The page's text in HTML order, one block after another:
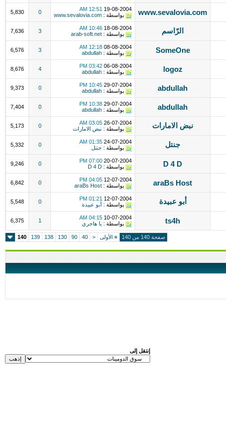
www.sevalovia.com
19-08-2004
12:51 AM
بواسطة : www.sevalovia.com
0
5,830
الرّاسم 18-08-2004
10:46 AM
بواسطة : arab-soft.net
3
7,636
SomeOne
08-08-2004
12:18 AM
بواسطة : abdullah
3
6,576
logoz
06-08-2004
03:42 PM
بواسطة : abdullah
4
8,676
abdullah
29-07-2004
10:45 PM
بواسطة : abdullah
0
9,373
abdullah
29-07-2004
10:38 PM
بواسطة : abdullah
0
7,404
نبض الامارات 26-07-2004
03:05 AM
بواسطة : نبض الامارات 0
5,173
جنتل 24-07-2004
01:35 AM
بواسطة : جنتل 0
5,332
D 4 D
20-07-2004
07:00 PM
بواسطة : D 4 D
0
9,246
araBs Host
12-07-2004
04:05 PM
بواسطة : araBs Host
0
6,842
أبو عبيدة 12-07-2004
01:21 PM
بواسطة :
أبو عبيدة 0
5,548
ts4h
10-07-2004
04:15 AM
بواسطة : يا هاجري 1
6,375
صفحة 140 من 140 « الأولى <
40
90
130
138
139
140
إنتقل إلى